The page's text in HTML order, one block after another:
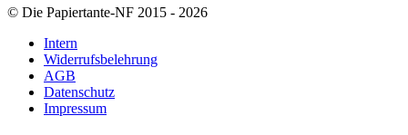
© Die Papiertante-NF 2015 - 2026
Intern
Widerrufsbelehrung
AGB
Datenschutz
Impressum